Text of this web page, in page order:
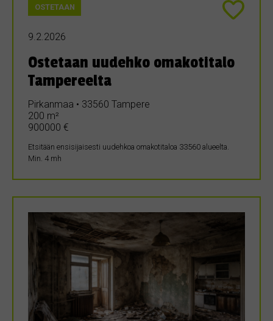
OSTETAAN
9.2.2026
Ostetaan uudehko omakotitalo
Tampereelta
Pirkanmaa • 33560 Tampere
200 m²
900000 €
Etsitään ensisijaisesti uudehkoa omakotitaloa 33560 alueelta.
Min. 4 mh